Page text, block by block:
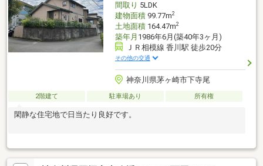
間取り 5LDK
建物面積99.77m2
土地面積164.47m2
築年月 1986年6月(築40年3ヶ月)
ＪＲ相模線 香川駅 徒歩20分
その他の交通
神奈川県茅ヶ崎市下寺尾
2階建て 駐車場あり 所有権
閑静な住宅地で日当たり良好です。